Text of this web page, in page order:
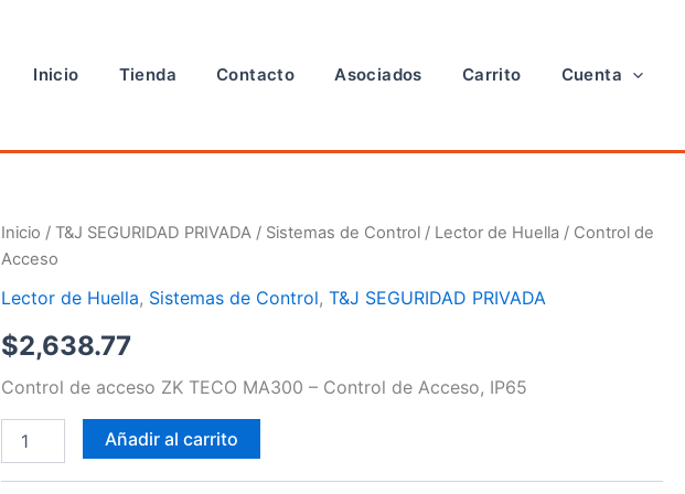
Inicio Tienda Contacto Asociados Carrito Cuenta
Inicio /T&J SEGURIDAD PRIVADA / Sistemas de Control / Lector de Huella / Control de
Acceso
Lector de Huella, Sistemas de Control,T&J SEGURIDAD PRIVADA
$2,638.77
Control de acceso ZK TECO MA300 – Control de Acceso, IP65
Control
de
cantidad
Añadir al carrito